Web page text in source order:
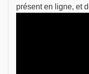
présent en ligne, et